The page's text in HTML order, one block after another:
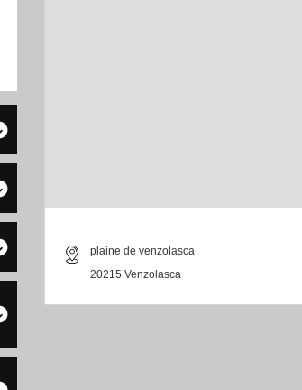
plaine de venzolasca
20215 Venzolasca